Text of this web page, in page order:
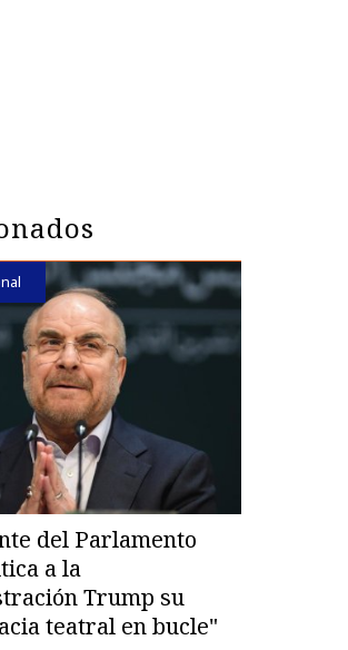
del Parlamento
a la
Trump su
teatral en bucle"